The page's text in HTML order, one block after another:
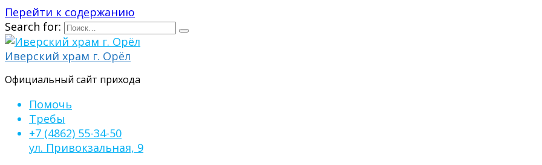
Перейти к содержанию
Search for:
Иверский храм г. Орёл
Официальный сайт прихода
Помочь
Требы
+7 (4862) 55-34-50
ул. Привокзальная, 9